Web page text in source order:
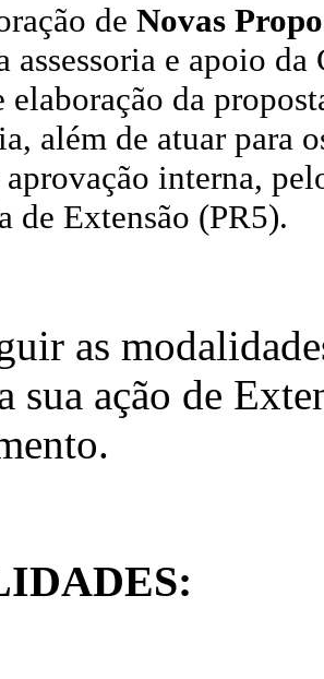
de Novas
assessoria e apoio
elaboração da
além de atuar para
aprovação interna,
de Extensão (PR5).
as
sua ação de